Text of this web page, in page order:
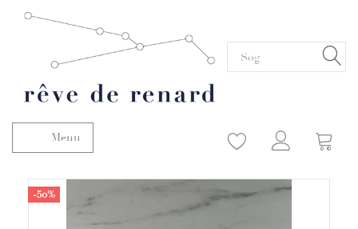
Skifte navigation
Menu
-50%